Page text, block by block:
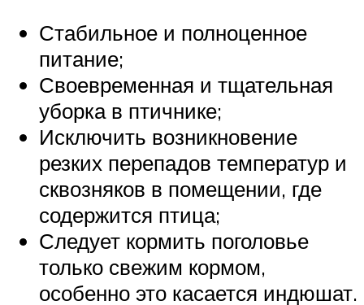
Стабильное и полноценное
питание;
Своевременная и тщательная
уборка в птичнике;
Исключить возникновение
резких перепадов температур и
сквозняков в помещении, где
содержится птица;
Следует кормить поголовье
только свежим кормом,
особенно это касается индюшат.